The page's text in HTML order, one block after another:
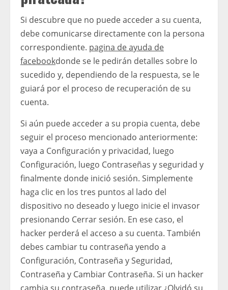
Si descubre que no puede acceder a su cuenta,
debe comunicarse directamente con la persona
correspondiente. pagina de ayuda de
facebookdonde se le pedirán detalles sobre lo
sucedido y, dependiendo de la respuesta, se le
guiará por el proceso de recuperación de su
cuenta.
Si aún puede acceder a su propia cuenta, debe
seguir el proceso mencionado anteriormente:
vaya a Configuración y privacidad, luego
Configuración, luego Contraseñas y seguridad y
finalmente donde inició sesión. Simplemente
haga clic en los tres puntos al lado del
dispositivo no deseado y luego inicie el invasor
presionando Cerrar sesión. En ese caso, el
hacker perderá el acceso a su cuenta. También
debes cambiar tu contraseña yendo a
Configuración, Contraseña y Seguridad,
Contraseña y Cambiar Contraseña. Si un hacker